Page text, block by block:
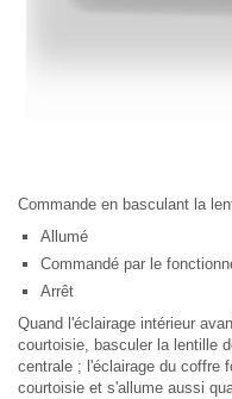
Commande en basculant la
Allumé
Commandé par le
Arrêt
Quand l'éclairage intérieur
courtoisie, basculer la lentille
centrale ; l'éclairage du coffre
courtoisie et s'allume aussi